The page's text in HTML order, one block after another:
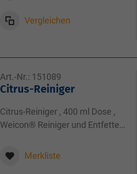
Vergleichen
Art.-Nr.: 151089
Citrus-Reiniger
Citrus-Reiniger , 400 ml Dose ,
Weicon® Reiniger und Entfetter ,
Merkliste